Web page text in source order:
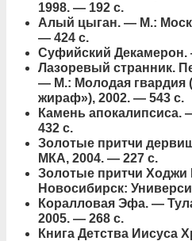
1998. — 192 с.
Алый цыган. — М.:
— 424 с.
Суфийский
Лазоревый странник.
— М.: Молодая гвардия
жираф»), 2002. — 543 с.
Камень
432 с.
Золотые притчи
МКА, 2004. — 227 с.
Золотые притчи
Новосибирск:
Коралловая Эфа. —
2005. — 268 с.
Книга Детства Иисуса